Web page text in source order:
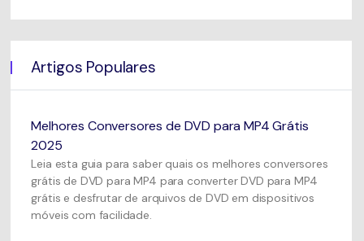
Artigos Populares
Melhores Conversores de DVD para MP4 Grátis
2025
Leia esta guia para saber quais os melhores conversores
grátis de DVD para MP4 para converter DVD para MP4
grátis e desfrutar de arquivos de DVD em dispositivos
móveis com facilidade.